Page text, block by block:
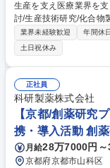
生産を支え医療業界を支える/フレックス
討/生産技術研究/化合物
業務をお任せします。 【
成/合成法の立案/合成法
開発領域は、当社の経
疫系領域」「神経系領
新領域や新規モダリテ
ェアをもつ当社では、
安定した環境で働くことができます。 募集職
薬)】多品目の生産を支
業界未経験歓迎 年間休
土日祝休み
正社員
科研製薬株式会社
【京都/創薬研究
携・導入活動 創
月給28万7000円
京都府京都市山科区